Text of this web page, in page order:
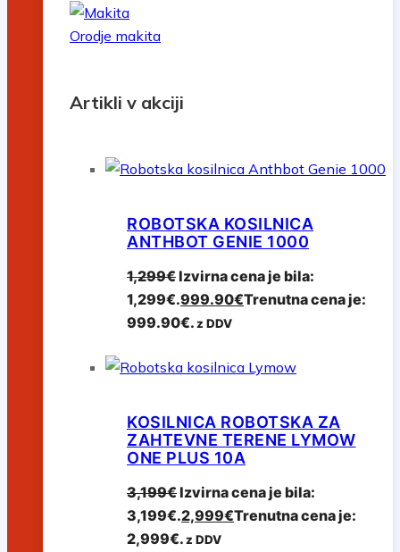
Orodje makita
Artikli v akciji
ROBOTSKA KOSILNICA
ANTHBOT GENIE 1000
1,299€Izvirna cena je bila:
1,299€.999.90€Trenutna cena je:
999.90€.z DDV
KOSILNICA ROBOTSKA ZA
ZAHTEVNE TERENE LYMOW
ONE PLUS 10A
3,199€Izvirna cena je bila:
3,199€.2,999€Trenutna cena je:
2,999€.z DDV